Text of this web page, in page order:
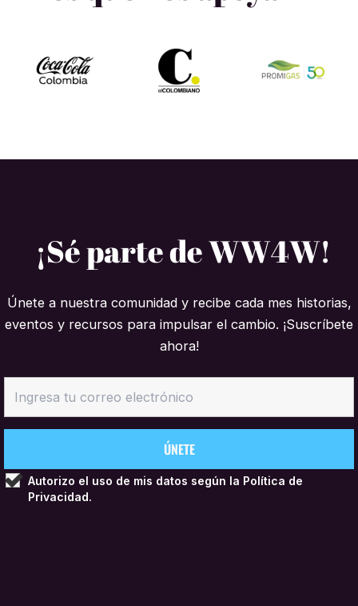
¡Sé parte de WW4W!
Únete a nuestra comunidad y recibe cada mes historias,
eventos y recursos para impulsar el cambio. ¡Suscríbete
ahora!
Autorizo el uso de mis datos según la Política de
Privacidad.